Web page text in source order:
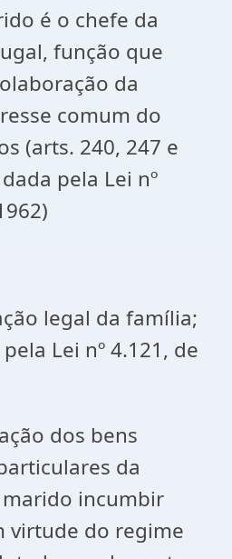
é o chefe da
função que
da
comum do
(arts. 240, 247 e
pela Lei nº
legal da família;
Lei nº 4.121, de
dos bens
da
incumbir
virtude do regime